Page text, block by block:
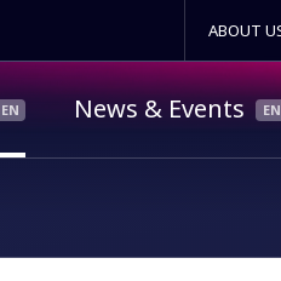
ABOUT
News & Events